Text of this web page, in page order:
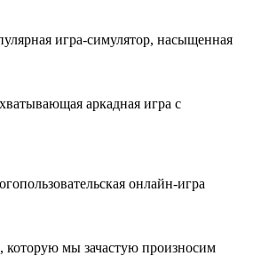
игра-симулятор, насыщенная
аркадная игра с
онлайн-игра
которую мы зачастую произносим